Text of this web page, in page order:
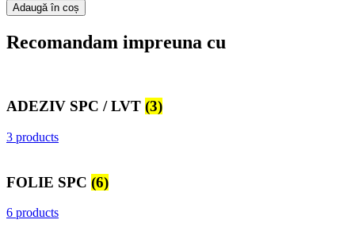
Adaugă în coș
Recomandam impreuna cu
ADEZIV SPC / LVT (3)
3 products
FOLIE SPC (6)
6 products